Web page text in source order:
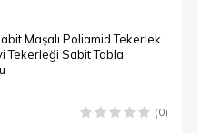
Maşalı Poliamid Tekerlek
Tekerleği Sabit Tabla
(0)